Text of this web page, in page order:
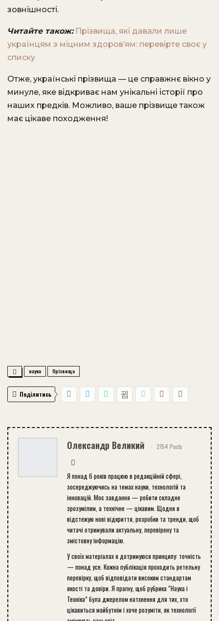
зовнішності.
Читайте також: Прізвища, які давали лише
українцям з міцним здоровʼям: перевірте своє у
списку
Отже, українські прізвища — це справжнє вікно у
минуле, яке відкриває нам унікальні історії про
наших предків. Можливо, ваше прізвище також
має цікаве походження!
наука Прізвища
Поділитись
Олександр Великий 2154 Posts
Я понад 6 років працюю в редакційній сфері,
зосереджуючись на темах науки, технологій та
інновацій. Моє завдання — робити складне
зрозумілим, а технічне — цікавим. Щодня я
відстежую нові відкриття, розробки та тренди, щоб
читачі отримували актуальну, перевірену та
змістовну інформацію.
У своїх матеріалах я дотримуюся принципу: точність
— понад усе. Кожна публікація проходить ретельну
перевірку, щоб відповідати високим стандартам
якості та довіри. Я прагну, щоб рубрика “Наука і
Техніка” була джерелом натхнення для тих, хто
цікавиться майбутнім і хоче розуміти, як технології